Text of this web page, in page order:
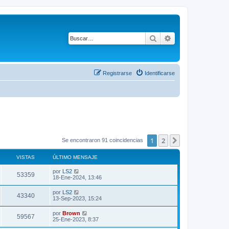
Buscar
Identificarse
Registrarse
Se encontraron 91 coincidencias 1 2
VISTAS ÚLTIMO MENSAJE
53359V
i
t
a
Ú
m
o
m
e
n
s
por LS2
18-Ene-2024, 13:46
43340V
i
Ú
m
o
por LS2
13-Sep-2023, 15:24
59567V
Ú
l
por Brown
25-Ene-2023, 8:37